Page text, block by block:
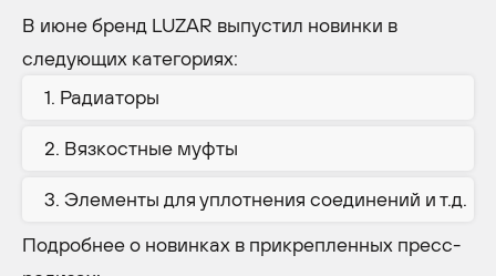
В июне бренд LUZAR выпустил новинки в
следующих категориях:
Радиаторы
Вязкостные муфты
Элементы для уплотнения соединений и т.д.
Подробнее о новинках в прикрепленных пресс-